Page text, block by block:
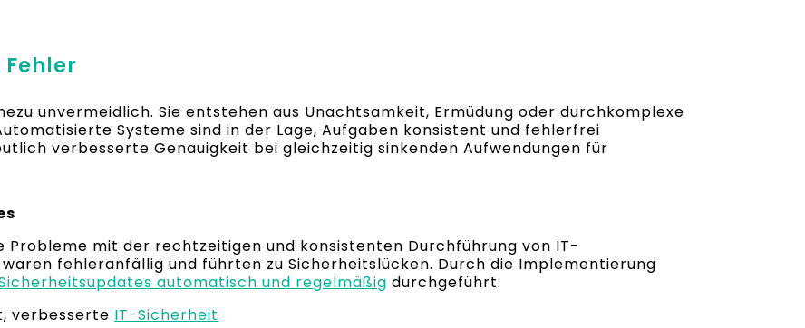
unvermeidlich. Sie entstehen aus Unachtsamkeit, Ermüdung oder durchkomplexe
Systeme sind in der Lage, Aufgaben konsistent und fehlerfrei
verbesserte Genauigkeit bei gleichzeitig sinkenden Aufwendungen für
mit der rechtzeitigen und konsistenten Durchführung von IT-
fehleranfällig und führten zu Sicherheitslücken. Durch die Implementierung
automatisch und regelmäßig durchgeführt.
verbesserte IT-Sicherheit